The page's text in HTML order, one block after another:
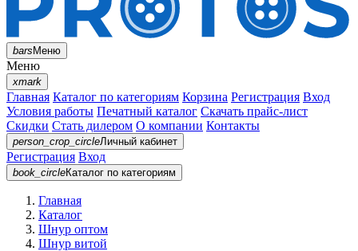
barsМеню
Меню
xmark
Главная Каталог по категориям Корзина Регистрация Вход
Условия работы Печатный каталог Скачать прайс-лист
Скидки Стать дилером О компании Контакты
person_crop_circleЛичный кабинет
Регистрация Вход
book_circleКаталог по категориям
Главная
Каталог
Шнур оптом
Шнур витой